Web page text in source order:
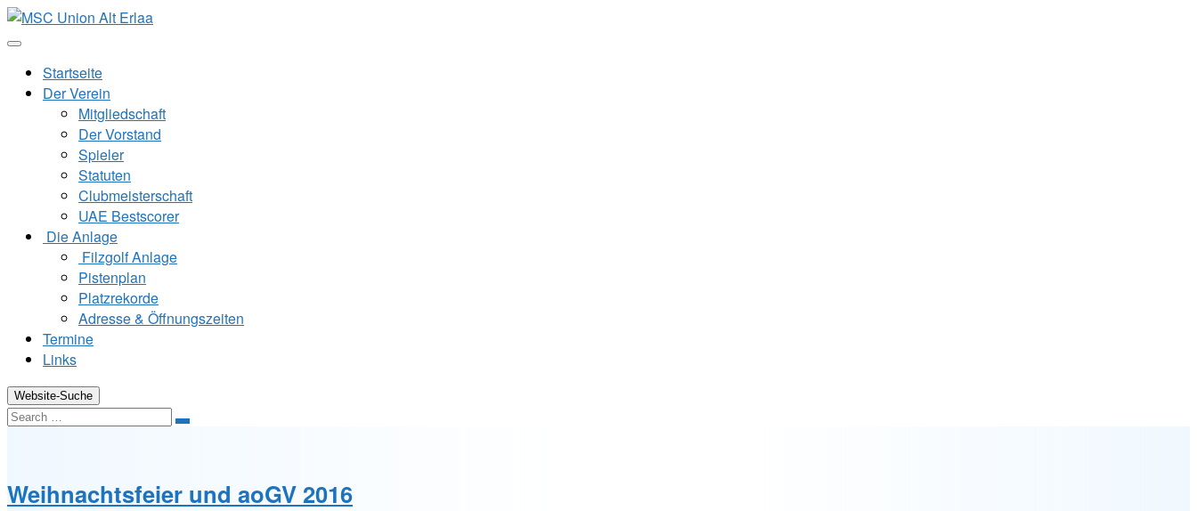
Zum
Inhalt
Startseite
Der Verein
Mitgliedschaft
Der Vorstand
Spieler
Statuten
Clubmeisterschaft
UAE Bestscorer
Die Anlage
Filzgolf Anlage
Pistenplan
Platzrekorde
Adresse & Öffnungszeiten
Termine
Links
Website-Suche
Search
Weihnachtsfeier und aoGV 2016